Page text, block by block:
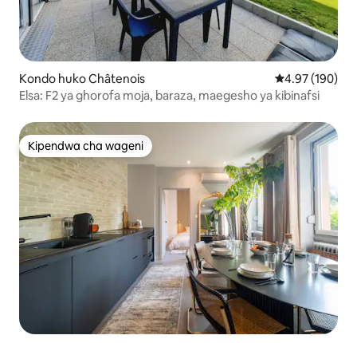
Kondo huko Châtenois Ukadiriaji wa
4.97 (190)
Elsa: F2 ya ghorofa moja, baraza, maegesho ya kibinafsi
Kipendwa cha wageni
Kipendwa cha wageni